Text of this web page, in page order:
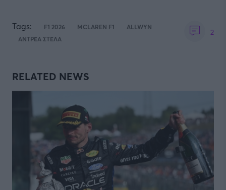
Tags: F1 2026 MCLAREN F1
ALLWYN
ΑΝΤΡΕΑ ΣΤΕΛΑ
2
RELATED NEWS